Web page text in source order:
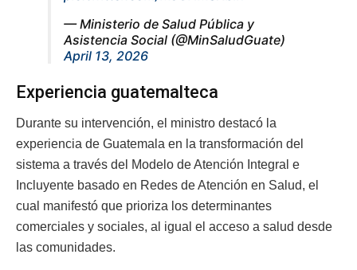
— Ministerio de Salud Pública y
Asistencia Social (@MinSaludGuate)
April 13, 2026
Experiencia guatemalteca
Durante su intervención, el ministro destacó la
experiencia de Guatemala en la transformación del
sistema a través del Modelo de Atención Integral e
Incluyente basado en Redes de Atención en Salud, el
cual manifestó que prioriza los determinantes
comerciales y sociales, al igual el acceso a salud desde
las comunidades.